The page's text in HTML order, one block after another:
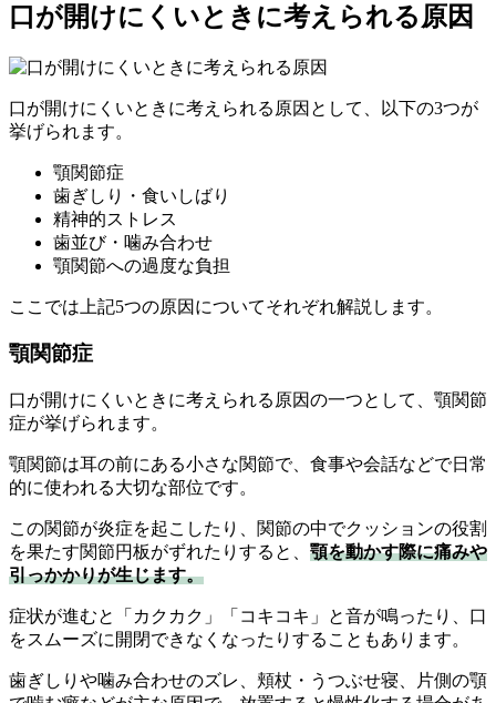
口が開けにくいときに考えられる原因
口が開けにくいときに考えられる原因として、以下の3つが
挙げられます。
顎関節症
歯ぎしり・食いしばり
精神的ストレス
歯並び・噛み合わせ
顎関節への過度な負担
ここでは上記5つの原因についてそれぞれ解説します。
顎関節症
口が開けにくいときに考えられる原因の一つとして、顎関節
症が挙げられます。
顎関節は耳の前にある小さな関節で、食事や会話などで日常
的に使われる大切な部位です。
この関節が炎症を起こしたり、関節の中でクッションの役割
を果たす関節円板がずれたりすると、 顎を動かす際に痛みや
引っかかりが生じます。
症状が進むと「カクカク」「コキコキ」と音が鳴ったり、口
をスムーズに開閉できなくなったりすることもあります。
歯ぎしりや噛み合わせのズレ、頬杖・うつぶせ寝、片側の顎